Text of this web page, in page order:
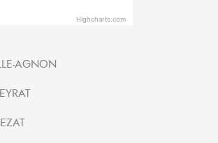
Highcharts.com
AGNON